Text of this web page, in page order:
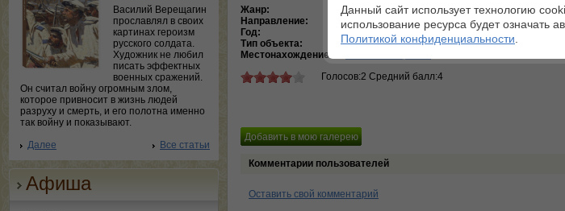
Василий Верещагин
прославлял в своих
картинах героизм
русского солдата.
Художник не любил
писать эффектных
военных сражений.
Он считал войну огромным злом,
которое привносит в жизнь людей
разруху и смерть, и его полотна именно
так войну и показывают.
Далее
Все статьи
Афиша
Жанр:
Морской пейзаж
Направление:
Академизм
Год:
1907
Тип объекта:
Картина
Местонахождение:
Голосов:2 Средний балл:4
Материалы:холст,
Размеры:53,5 ×71,5
Комментарии пользователей
Оставить свой комментарий
Данный сайт использует технологию
использование ресурса будет означать
Политикой конфиденциальности